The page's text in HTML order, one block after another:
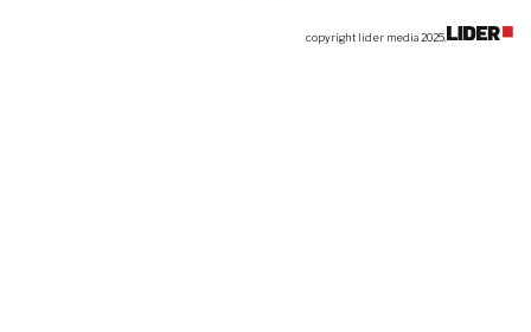
copyright lider media 2025.